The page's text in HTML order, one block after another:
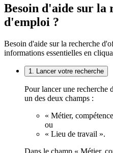
Besoin d'aide sur la
d'emploi ?
Besoin d'aide sur la recherche
informations essentielles en
1. Lancer votre recherche
Pour lancer une recherche
un des deux champs :
« Métier,
ou
« Lieu de travail ».
Dans le champ « Métier,